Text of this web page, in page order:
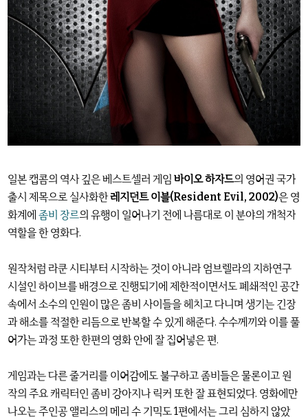
일본 캡콤의 역사 깊은 베스트셀러 게임 바이오 하자드의 영어권 국가
출시 제목으로 실사화한레지던트 이블(Resident Evil, 2002)은 영
화계에 좀비 장르의 유행이 일어나기 전에 나름대로 이 분야의 개척자
역할을 한 영화다.
원작처럼 라쿤 시티부터 시작하는 것이 아니라 엄브렐라의 지하연구
시설인 하이브를 배경으로 진행되기에 제한적이면서도 폐쇄적인 공간
속에서 소수의 인원이 많은 좀비 사이들을 헤치고 다니며 생기는 긴장
과 해소를 적절한 리듬으로 반복할 수 있게 해준다. 수수께끼와 이를 풀
어가는 과정 또한 한편의 영화 안에 잘 집어넣은 편.
게임과는 다른 줄거리를 이어감에도 불구하고 좀비들은 물론이고 원
작의 주요 캐릭터인 좀비 강아지나 릭커 또한 잘 표현되었다. 영화에만
나오는 주인공 앨리스의 메리 수 기믹도 1편에서는 그리 심하지 않았